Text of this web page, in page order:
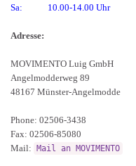
Sa: 10.00-14.00 Uhr
Adresse:
MOVIMENTO Luig GmbH
Angelmodderweg 89
48167 Münster-Angelmodde
Phone: 02506-3438
Fax: 02506-85080
Mail:
Mail an MOVIMENTO